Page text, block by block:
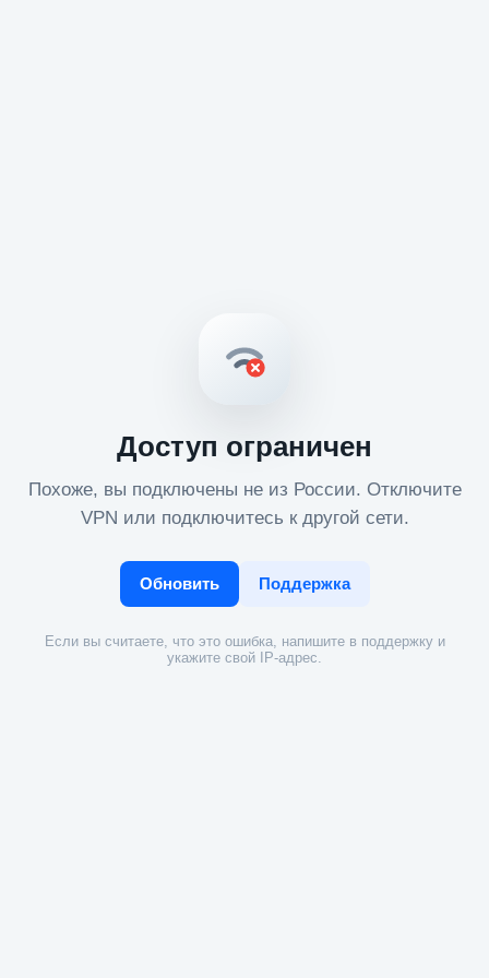
Доступ ограничен
Похоже, вы подключены не из России. Отключите
VPN или подключитесь к другой сети.
Обновить Поддержка
Если вы считаете, что это ошибка, напишите в поддержку и
укажите свой IP-адрес.